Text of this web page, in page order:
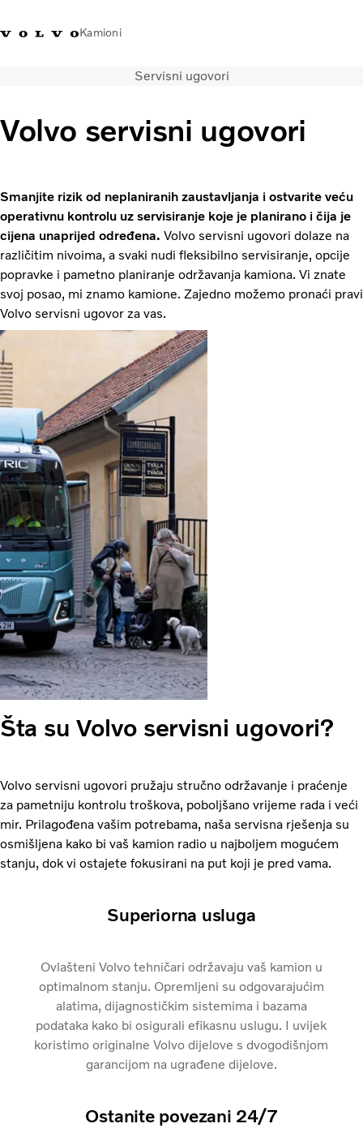
Kamioni
Prodavaonica Volvo Trucks
Kampanje
Usluge
Lokator distributera
Vijesti
O nama
Volvo Truck Builder
Kontaktirajte nas
Servisni ugovori
Volvo servisni ugovori
Smanjite rizik od neplaniranih zaustavljanja i ostvarite veću
operativnu kontrolu uz servisiranje koje je planirano i čija je
cijena unaprijed određena. Volvo servisni ugovori dolaze na
različitim nivoima, a svaki nudi fleksibilno servisiranje, opcije
popravke i pametno planiranje održavanja kamiona. Vi znate
svoj posao, mi znamo kamione. Zajedno možemo pronaći pravi
Volvo servisni ugovor za vas.
Šta su Volvo servisni ugovori?
Volvo servisni ugovori pružaju stručno održavanje i praćenje
za pametniju kontrolu troškova, poboljšano vrijeme rada i veći
mir. Prilagođena vašim potrebama, naša servisna rješenja su
osmišljena kako bi vaš kamion radio u najboljem mogućem
stanju, dok vi ostajete fokusirani na put koji je pred vama.
Superiorna usluga
Ovlašteni Volvo tehničari održavaju vaš kamion u
optimalnom stanju. Opremljeni su odgovarajućim
alatima, dijagnostičkim sistemima i bazama
podataka kako bi osigurali efikasnu uslugu. I uvijek
koristimo originalne Volvo dijelove s dvogodišnjom
garancijom na ugrađene dijelove.
Ostanite povezani 24/7